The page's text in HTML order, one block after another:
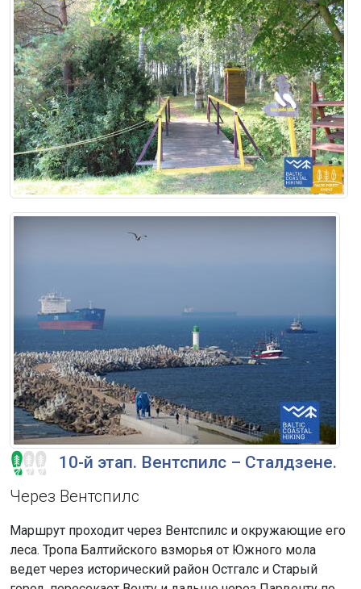
10-й этап. Вентспилс – Сталдзене.
Через Вентспилс
Маршрут проходит через Вентспилс и окружающие его
леса. Тропа Балтийского взморья от Южного мола
ведет через исторический район Остгалс и Старый